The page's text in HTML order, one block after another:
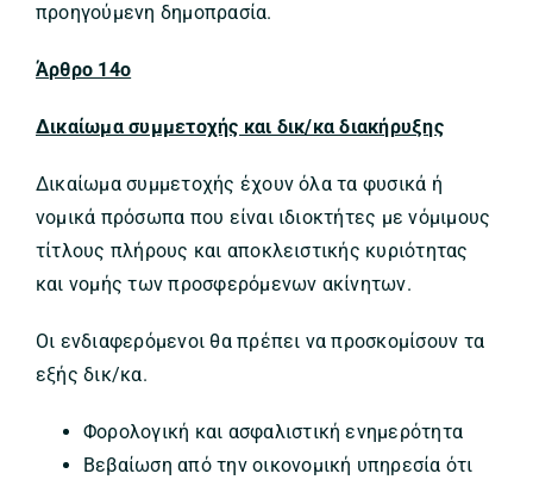
προηγούμενη δημοπρασία.
Άρθρο 14ο
Δικαίωμα συμμετοχής και δικ/κα διακήρυξης
Δικαίωμα συμμετοχής έχουν όλα τα φυσικά ή
νομικά πρόσωπα που είναι ιδιοκτήτες με νόμιμους
τίτλους πλήρους και αποκλειστικής κυριότητας
και νομής των προσφερόμενων ακίνητων.
Οι ενδιαφερόμενοι θα πρέπει να προσκομίσουν τα
εξής δικ/κα.
Φορολογική και ασφαλιστική ενημερότητα
Βεβαίωση από την οικονομική υπηρεσία ότι